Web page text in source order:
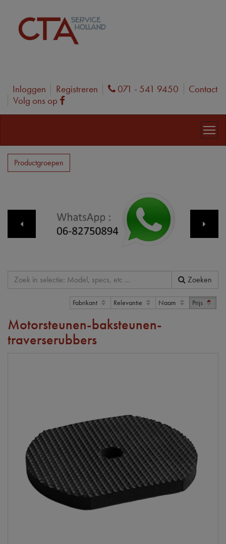
Inloggen Registreren Phone
071 - 541 9450
Contact
Volg ons op
Facebook
Productgroepen
Zoeken
Fabrikant Relevantie Naam Prijs
Motorsteunen-baksteunen-
traverserubbers